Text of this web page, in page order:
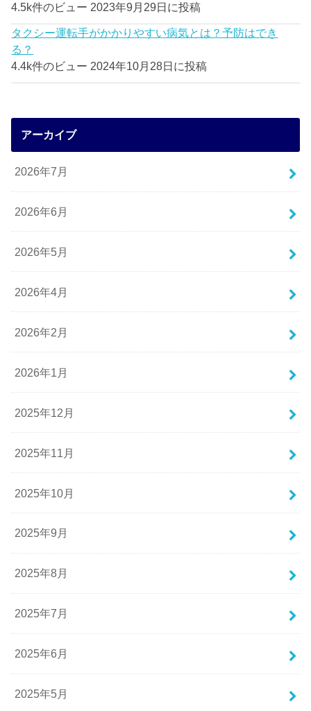
4.5k件のビュー 2023年9月29日に投稿
タクシー運転手がかかりやすい病気とは？予防はでき
る？
4.4k件のビュー 2024年10月28日に投稿
アーカイブ
2026年7月
2026年6月
2026年5月
2026年4月
2026年2月
2026年1月
2025年12月
2025年11月
2025年10月
2025年9月
2025年8月
2025年7月
2025年6月
2025年5月